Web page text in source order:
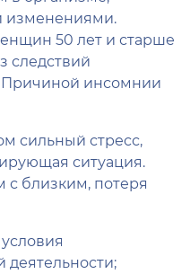
изменениями.
50 лет и старше
следствий
инсомнии
сильный стресс,
ситуация.
с близким, потеря
деятельности;